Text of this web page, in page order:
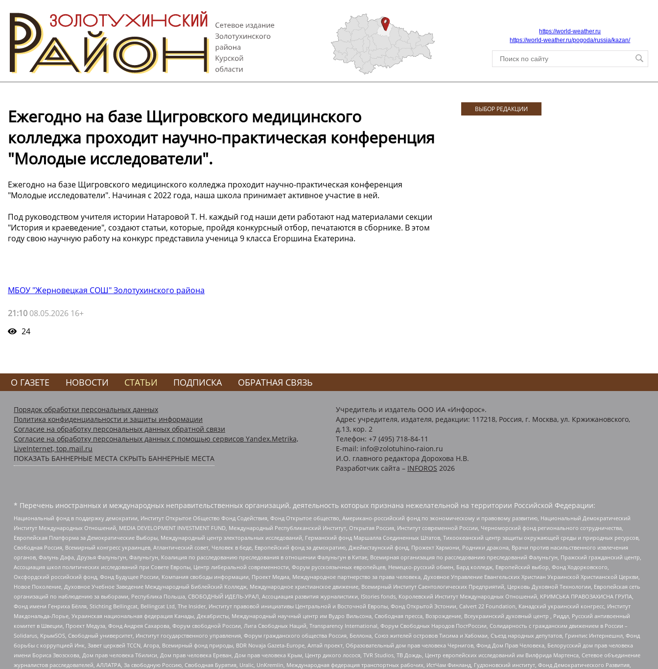
https://world-weather.ru
https://world-weather.ru/pogoda/russia/kazan/
Ежегодно на базе Щигровского медицинского
колледжа проходит научно-практическая конференция
"Молодые исследователи".
Ежегодно на базе Щигровского медицинского колледжа проходит научно-практическая конференция
"Молодые исследователи". Начиная с 2022 года, наша школа принимает активное участие в ней.
Под руководством учителя истории Натаровой Т. Н. каждый год наши дети работают над материалами секции
"История и краеведение", создают статьи, которые, пройдя конкурсный отбор, печатаются в сборнике. В этом
году свою научную работу на конкурс представила ученица 9 класса Егоршина Екатерина.
МБОУ "Жерновецкая СОШ" Золотухинского района
21:10 08.05.2026 16+
24
ВЫБОР РЕДАКЦИИ
О ГАЗЕТЕ НОВОСТИ СТАТЬИ ПОДПИСКА ОБРАТНАЯ СВЯЗЬ
Порядок обработки персональных данных
Политика конфиденциальности и защиты информации
Согласие на обработку персональных данных обратной связи
Согласие на обработку персональных данных с помощью сервисов Yandex.Metrika,
LiveInternet, top.mail.ru
ПОКАЗАТЬ БАННЕРНЫЕ МЕСТА СКРЫТЬ БАННЕРНЫЕ МЕСТА
Учредитель и издатель ООО ИА «Инфорос».
Адрес учредителя, издателя, редакции: 117218, Россия, г. Москва, ул. Кржижановского,
д.13, кор. 2
Телефон: +7 (495) 718-84-11
E-mail: info@zolotuhino-raion.ru
И.О. главного редактора Дорохова Н.В.
Разработчик сайта – INFOROS 2026
* Перечень иностранных и международных неправительственных организаций, деятельность которых признана нежелательной на территории Российской Федерации:
Национальный фонд в поддержку демократии, Институт Открытое Общество Фонд Содействия, Фонд Открытое общество, Американо-российский фонд по экономическому и правовому развитию, Национальный Демократический
Институт Международных Отношений, MEDIA DEVELOPMENT INVESTMENT FUND, Международный Республиканский Институт, Открытая Россия, Институт современной России, Черноморский фонд регионального сотрудничества,
Европейская Платформа за Демократические Выборы, Международный центр электоральных исследований, Германский фонд Маршалла Соединенных Штатов, Тихоокеанский центр защиты окружающей среды и природных ресурсов,
Свободная Россия, Всемирный конгресс украинцев, Атлантический совет, Человек в беде, Европейский фонд за демократию, Джеймстаунский фонд, Прожект Хармони, Родники дракона, Врачи против насильственного извлечения
органов, Фалунь Дафа, Друзья Фалуньгун, Фалуньгун, Коалиция по расследованию преследования в отношении Фалуньгун в Китае, Всемирная организация по расследованию преследований Фалуньгун, Пражский гражданский центр,
Ассоциация школ политических исследований при Совете Европы, Центр либеральной современности, Форум русскоязычных европейцев, Немецко-русский обмен, Бард колледж, Европейский выбор, Фонд Ходорковского,
Оксфордский российский фонд, Фонд Будущее России, Компания свободы информации, Проект Медиа, Международное партнерство за права человека, Духовное Управление Евангельских Христиан Украинской Христианской Церкви,
Новое Поколение, Духовное Учебное Заведение Международный Библейский Колледж, Международное христианское движение, Всемирный Институт Саентологических Предприятий, Церковь Духовной Технологии, Европейская сеть
организаций по наблюдению за выборами, Республика Польша, СВОБОДНЫЙ ИДЕЛЬ-УРАЛ, Ассоциация развития журналистики, IStories fonds, Королевский Институт Международных Отношений, КРИМСЬКА ПРАВОЗАХИСНА ГРУПА,
Фонд имени Генриха Бёлля, Stichting Bellingcat, Bellingcat Ltd, The Insider, Институт правовой инициативы Центральной и Восточной Европы, Фонд Открытой Эстонии, Calvert 22 Foundation, Канадский украинский конгресс, Институт
Макдональда-Лорье, Украинская национальная федерация Канады, Декабристы, Международный научный центр им Вудро Вильсона, Свободная пресса, Возрождение, Всеукраинский духовный центр , Риддл, Русский антивоенный
комитет в Швеции, Проект Медуза, Фонд Андрея Сахарова, Форум свободной России, Лига Свободных Наций, Transparеncy International, Форум Свободных Народов ПостРоссии, Солидарность с гражданским движением в России –
Solidarus, КрымSOS, Свободный университет, Институт государственного управления, Форум гражданского общества Россия, Беллона, Союз жителей островов Тисима и Хабомаи, Съезд народных депутатов, Гринпис Интернешнл, Фонд
борьбы с коррупцией Инк, Завет церквей TCCN, Агора, Всемирный фонд природы, BDR Novaja Gazeta-Europe, Алтай проект, Образовательный дом прав человека Чернигов, Фонд Дом Прав Человека, Белорусский дом прав человека
имени Бориса Звозскова, Дом прав человека Тбилиси, Дом прав человека Ереван, Дом прав человека Крым, Центр дикого лосося, TVR Studios, ТВ Дождь, Центр европейских исследований им Вилфрида Мартенса, Сетевое объединение
журналистов расследователей, АЛЛАТРА, За свободную Россию, Свободная Бурятия, Uralic, UnKremlin, Международная федерация транспортных рабочих, ИстЧам Финланд, Гудзоновский институт, Фонд Демократического Развития,